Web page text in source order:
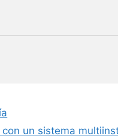
un sistema